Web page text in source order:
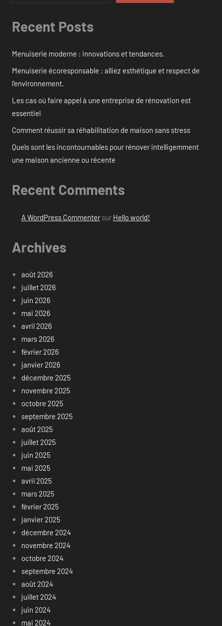
Recent Posts
Menuiserie moderne : innovations et tendances.
Menuiserie écoresponsable : alliez esthétique et respect de
l’environnement.
Les cas où faire appel à une entreprise de rénovation est
essentiel
Comment réussir sa réhabilitation de maison sans stress
Quels sont les incontournables pour rénover intelligemment
une maison ancienne ou récente
Recent Comments
A WordPress Commentersur Hello world!
Archives
août 2026
juillet 2026
juin 2026
mai 2026
avril 2026
mars 2026
février 2026
janvier 2026
décembre 2025
novembre 2025
octobre 2025
septembre 2025
août 2025
juillet 2025
juin 2025
mai 2025
avril 2025
mars 2025
février 2025
janvier 2025
décembre 2024
novembre 2024
octobre 2024
septembre 2024
août 2024
juillet 2024
juin 2024
mai 2024